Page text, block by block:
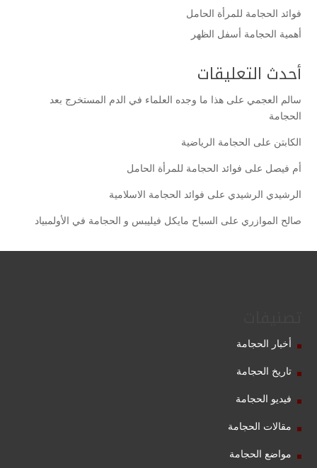
فوائد الحجامة للمرأة الحامل
أهمية الحجامة أسفل الظهر
أحدث التعليقات
سالم العجمي على هذا ما وجده العلماء في الدم المستخرج بعد
الحجامة
الكابتن على الحجامة الرياضية
أم فيصل على فوائد الحجامة للمرأة الحامل
الرشيدي الرشيدي على فوائد الحجامة الاسلامية
صالح الموازري على السباح مايكل فيليبس و الحجامة في الأولمبياد
أخبار الحجامة
تاريخ الحجامة
فيديو الحجامة
مقالات الحجامة
مواضع الحجامة